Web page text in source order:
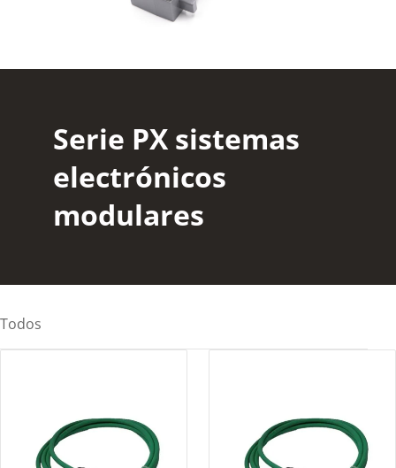
Serie PX sistemas
electrónicos
modulares
Todos